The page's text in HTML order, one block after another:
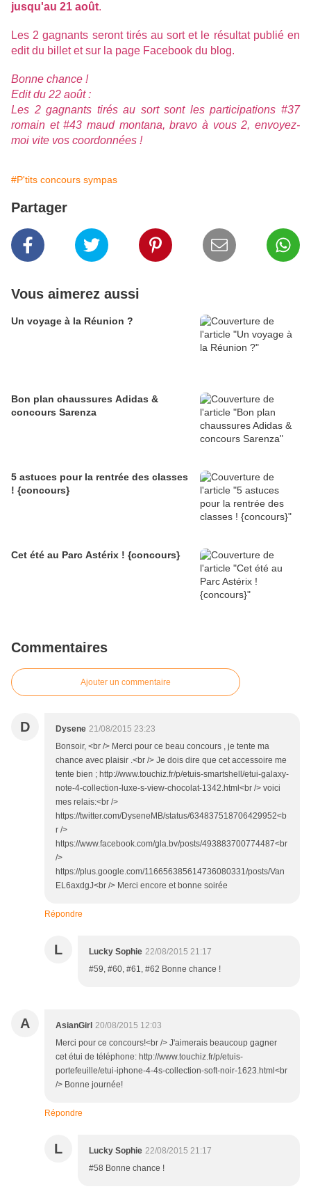
jusqu'au 21 août.
Les 2 gagnants seront tirés au sort et le résultat publié en
edit du billet et sur la page Facebook du blog.
Bonne chance !
Edit du 22 août :
Les 2 gagnants tirés au sort sont les participations #37
romain et #43 maud montana, bravo à vous 2, envoyez-
moi vite vos coordonnées !
#P'tits concours sympas
Partager
Vous aimerez aussi
Un voyage à la Réunion ?
Bon plan chaussures Adidas &
concours Sarenza
5 astuces pour la rentrée des classes
! {concours}
Cet été au Parc Astérix ! {concours}
Commentaires
Ajouter un commentaire
D Dysene 21/08/2015 23:23
Bonsoir, <br /> Merci pour ce beau concours , je tente ma
chance avec plaisir .<br /> Je dois dire que cet accessoire me
tente bien ; http://www.touchiz.fr/p/etuis-smartshell/etui-galaxy-
note-4-collection-luxe-s-view-chocolat-1342.html<br /> voici
mes relais:<br />
https://twitter.com/DyseneMB/status/634837518706429952<b
r />
https://www.facebook.com/gla.bv/posts/493883700774487<br
/>
https://plus.google.com/116656385614736080331/posts/Van
EL6axdgJ<br /> Merci encore et bonne soirée
Répondre
L Lucky Sophie 22/08/2015 21:17
#59, #60, #61, #62 Bonne chance !
A AsianGirl 20/08/2015 12:03
Merci pour ce concours!<br /> J'aimerais beaucoup gagner
cet étui de téléphone: http://www.touchiz.fr/p/etuis-
portefeuille/etui-iphone-4-4s-collection-soft-noir-1623.html<br
/> Bonne journée!
Répondre
L Lucky Sophie 22/08/2015 21:17
#58 Bonne chance !